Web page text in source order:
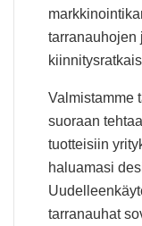
tarranauhojen
Valmistamme
suoraan
tuotteisiin
haluamasi
tarranauhat